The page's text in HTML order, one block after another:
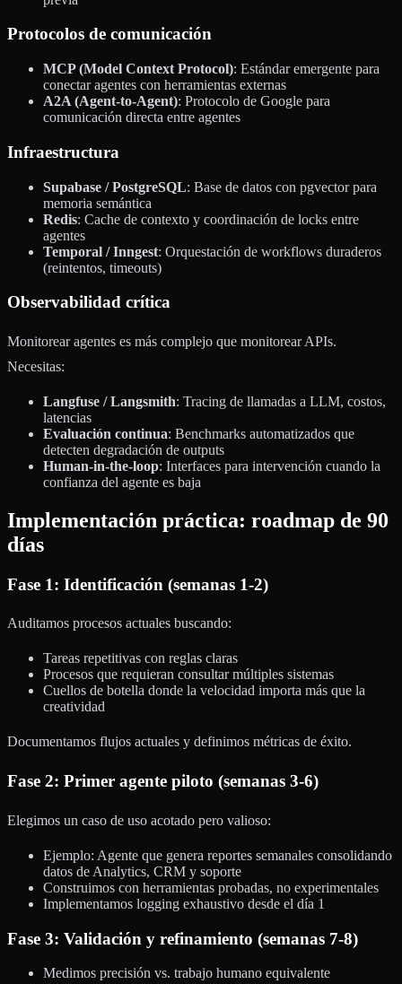
Protocolos de comunicación
MCP (Model Context Protocol): Estándar emergente para
conectar agentes con herramientas externas
A2A (Agent-to-Agent): Protocolo de Google para
comunicación directa entre agentes
Infraestructura
Supabase / PostgreSQL: Base de datos con pgvector para
memoria semántica
Redis: Cache de contexto y coordinación de locks entre
agentes
Temporal / Inngest: Orquestación de workflows duraderos
(reintentos, timeouts)
Observabilidad crítica
Monitorear agentes es más complejo que monitorear APIs.
Necesitas:
Langfuse / Langsmith: Tracing de llamadas a LLM, costos,
latencias
Evaluación continua: Benchmarks automatizados que
detecten degradación de outputs
Human-in-the-loop: Interfaces para intervención cuando la
confianza del agente es baja
Implementación práctica: roadmap de 90
días
Fase 1: Identificación (semanas 1-2)
Auditamos procesos actuales buscando:
Tareas repetitivas con reglas claras
Procesos que requieran consultar múltiples sistemas
Cuellos de botella donde la velocidad importa más que la
creatividad
Documentamos flujos actuales y definimos métricas de éxito.
Fase 2: Primer agente piloto (semanas 3-6)
Elegimos un caso de uso acotado pero valioso:
Ejemplo: Agente que genera reportes semanales consolidando
datos de Analytics, CRM y soporte
Construimos con herramientas probadas, no experimentales
Implementamos logging exhaustivo desde el día 1
Fase 3: Validación y refinamiento (semanas 7-8)
Medimos precisión vs. trabajo humano equivalente